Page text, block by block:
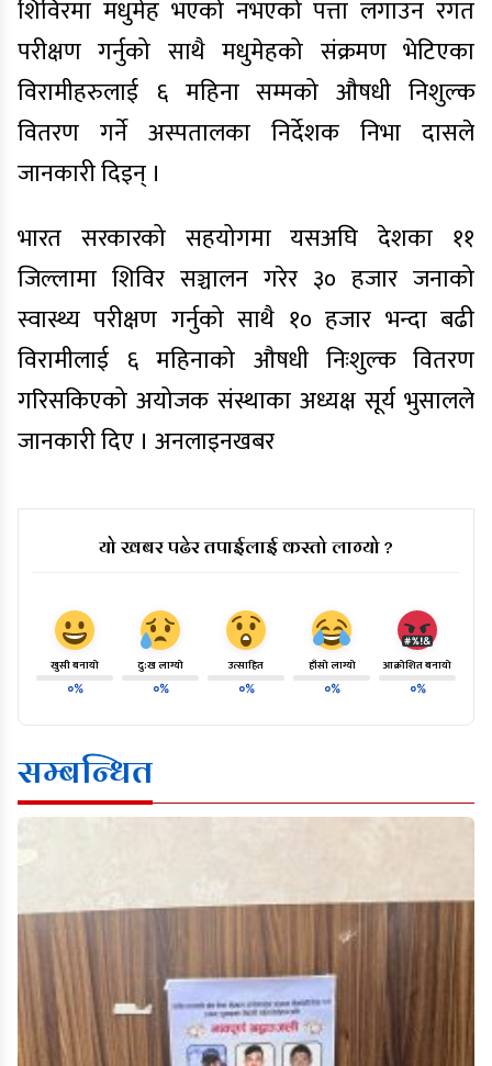
शिविरमा मधुमेह भएको नभएको पत्ता लगाउन रगत
परीक्षण गर्नुको साथै मधुमेहको संक्रमण भेटिएका
विरामीहरुलाई ६ महिना सम्मको औषधी निशुल्क
वितरण गर्ने अस्पतालका निर्देशक निभा दासले
जानकारी दिइन् ।
भारत सरकारको सहयोगमा यसअघि देशका ११
जिल्लामा शिविर सञ्चालन गरेर ३० हजार जनाको
स्वास्थ्य परीक्षण गर्नुको साथै १० हजार भन्दा बढी
विरामीलाई ६ महिनाको औषधी निःशुल्क वितरण
गरिसकिएको अयोजक संस्थाका अध्यक्ष सूर्य भुसालले
जानकारी दिए । अनलाइनखबर
यो खबर पढेर तपाईलाई कस्तो लाग्यो ?
खुसी बनायो
०%
दु:ख लाग्यो
०%
उत्साहित
०%
हाँसो लाग्यो
०%
आक्रोशित बनायो
०%
सम्बन्धित